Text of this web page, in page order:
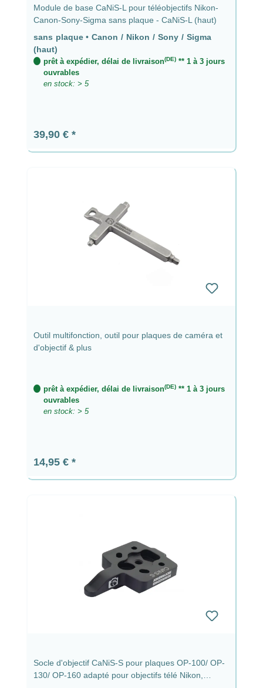
Module de base CaNiS-L pour téléobjectifs Nikon-
Canon-Sony-Sigma sans plaque - CaNiS-L (haut)
sans plaque • Canon / Nikon / Sony / Sigma
(haut)
prêt à expédier, délai de livraison(DE)** 1 à 3 jours
ouvrables
en stock: > 5
Prix régulier :
39,90 €
Outil multifonction, outil pour plaques de caméra et
d'objectif & plus
prêt à expédier, délai de livraison(DE)** 1 à 3 jours
ouvrables
en stock: > 5
Prix régulier :
14,95 €
Socle d'objectif CaNiS-S pour plaques OP-100/ OP-
130/ OP-160 adapté pour objectifs télé Nikon,